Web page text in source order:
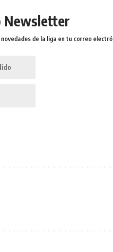
Newsletter
de la liga en tu correo